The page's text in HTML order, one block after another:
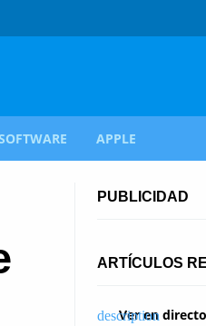
APPLE
PUBLICIDAD
ARTÍCULOS
Ver en